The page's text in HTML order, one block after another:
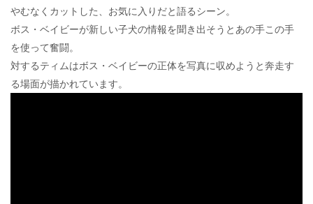
やむなくカットした、お気に入りだと語るシーン。
ボス・ベイビーが新しい子犬の情報を聞き出そうとあの手この手
を使って奮闘。
対するティムはボス・ベイビーの正体を写真に収めようと奔走す
る場面が描かれています。